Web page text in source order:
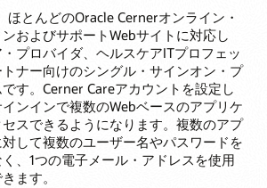
ほとんどのOracle Cernerオンライン・
およびサポートWebサイトに対応し
プロバイダ、ヘルスケアITプロフェッ
ナー向けのシングル・サインオン・プ
す。Cerner Careアカウントを設定し
ンインで複数のWebベースのアプリケ
スできるようになります。複数のアプ
して複数のユーザー名やパスワードを
、1つの電子メール・アドレスを使用
ます。